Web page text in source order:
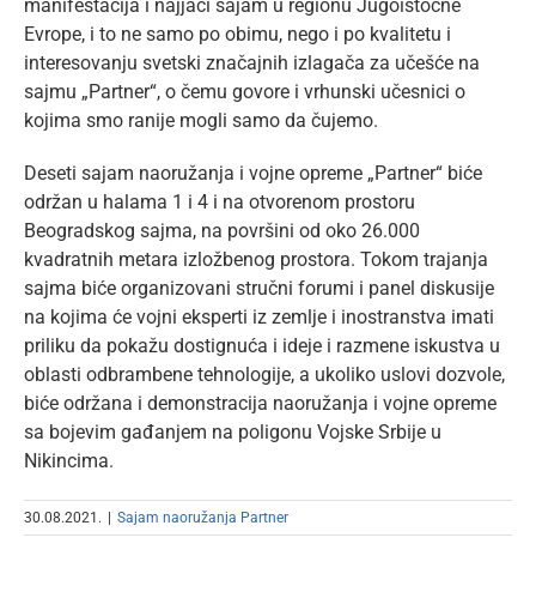
manifestacija i najjači sajam u regionu Jugoistočne
Evrope, i to ne samo po obimu, nego i po kvalitetu i
interesovanju svetski značajnih izlagača za učešće na
sajmu „Partner“, o čemu govore i vrhunski učesnici o
kojima smo ranije mogli samo da čujemo.
Deseti sajam naoružanja i vojne opreme „Partner“ biće
održan u halama 1 i 4 i na otvorenom prostoru
Beogradskog sajma, na površini od oko 26.000
kvadratnih metara izložbenog prostora. Tokom trajanja
sajma biće organizovani stručni forumi i panel diskusije
na kojima će vojni eksperti iz zemlje i inostranstva imati
priliku da pokažu dostignuća i ideje i razmene iskustva u
oblasti odbrambene tehnologije, a ukoliko uslovi dozvole,
biće održana i demonstracija naoružanja i vojne opreme
sa bojevim gađanjem na poligonu Vojske Srbije u
Nikincima.
30.08.2021. Sajam naoružanja Partner